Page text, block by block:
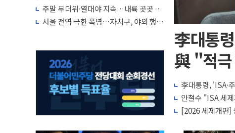
편성…체감온도 38도 넘으면 중단
주말 무더위·열대야 지속…내륙 곳곳 소
나기
서울 전역 극한 폭염…자치구, 야외 행사
李대통
與 "적
李대통령, 'ISA·
안철수 "ISA 세
[2026 세제개편]